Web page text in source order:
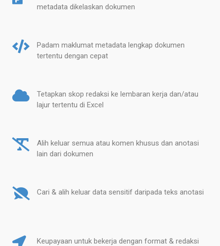
metadata dikelaskan dokumen
Padam maklumat metadata lengkap dokumen
tertentu dengan cepat
Tetapkan skop redaksi ke lembaran kerja dan/atau
lajur tertentu di Excel
Alih keluar semua atau komen khusus dan anotasi
lain dari dokumen
Cari & alih keluar data sensitif daripada teks anotasi
Keupayaan untuk bekerja dengan format & redaksi